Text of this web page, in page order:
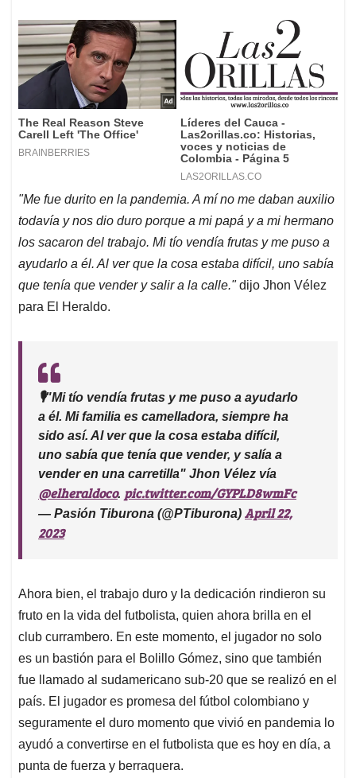
"Me fue durito en la pandemia. A mí no me daban auxilio
todavía y nos dio duro porque a mi papá y a mi hermano
los sacaron del trabajo. Mi tío vendía frutas y me puso a
ayudarlo a él. Al ver que la cosa estaba difícil, uno sabía
que tenía que vender y salir a la calle."dijo Jhon Vélez
para El Heraldo.
🎙️"Mi tío vendía frutas y me puso a ayudarlo
a él. Mi familia es camelladora, siempre ha
sido así. Al ver que la cosa estaba difícil,
uno sabía que tenía que vender, y salía a
vender en una carretilla" Jhon Vélez vía
@elheraldoco. pic.twitter.com/GYPLD8wmFc
— Pasión Tiburona (@PTiburona) April 22,
2023
Ahora bien, el trabajo duro y la dedicación rindieron su
fruto en la vida del futbolista, quien ahora brilla en el
club currambero. En este momento, el jugador no solo
es un bastión para el Bolillo Gómez, sino que también
fue llamado al sudamericano sub-20 que se realizó en el
país. El jugador es promesa del fútbol colombiano y
seguramente el duro momento que vivió en pandemia lo
ayudó a convertirse en el futbolista que es hoy en día, a
punta de fuerza y berraquera.